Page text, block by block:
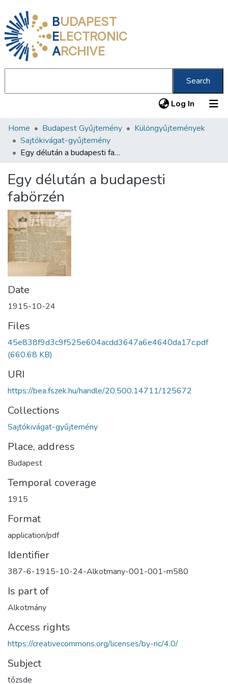
BUDAPEST
ELECTRONIC
ARCHIVE
Search
Log In (current)
Communities & Collections
All of DSpace
About us
Home Budapest Gyűjtemény
Különgyűjtemények
Sajtókivágat-gyűjtemény
Egy délután a budapesti fabörzén
Egy délután a budapesti
fabörzén
Date
1915-10-24
Files
45e838f9d3c9f525e604acdd3647a6e4640da17c.pdf
(660.68 KB)
URI
https://bea.fszek.hu/handle/20.500.14711/125672
Collections
Sajtókivágat-gyűjtemény
Place, address
Budapest
Temporal coverage
1915
Format
application/pdf
Identifier
387-6-1915-10-24-Alkotmany-001-001-m580
Is part of
Alkotmány
Access rights
https://creativecommons.org/licenses/by-nc/4.0/
Subject
tőzsde